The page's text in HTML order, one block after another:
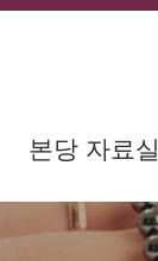
본당 자료실